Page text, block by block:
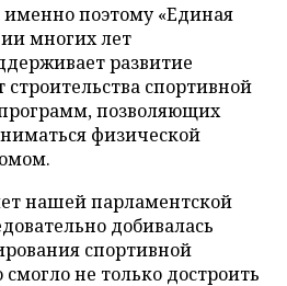
поэтому «Единая
многих лет
развитие
строительства спортивной
позволяющих
физической
нашей парламентской
добивалась
спортивной
смогло не только достроить